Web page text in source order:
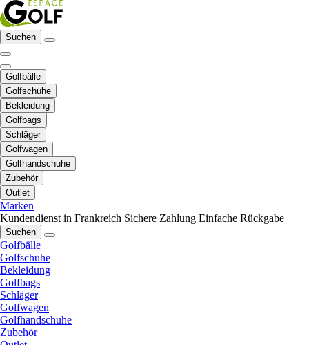
Suchen
Golfbälle
Golfschuhe
Bekleidung
Golfbags
Schläger
Golfwagen
Golfhandschuhe
Zubehör
Outlet
Marken
Kundendienst in Frankreich Sichere Zahlung Einfache Rückgabe
Suchen
Golfbälle
Golfschuhe
Bekleidung
Golfbags
Schläger
Golfwagen
Golfhandschuhe
Zubehör